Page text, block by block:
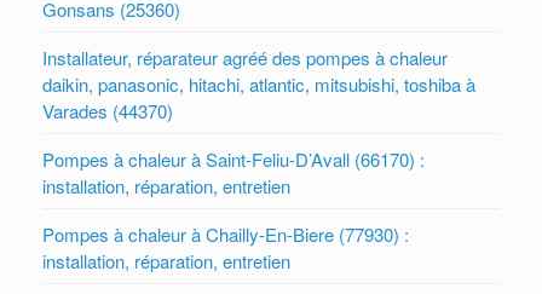
Gonsans (25360)
Installateur, réparateur agréé des pompes à chaleur
daikin, panasonic, hitachi, atlantic, mitsubishi, toshiba à
Varades (44370)
Pompes à chaleur à Saint-Feliu-D’Avall (66170) :
installation, réparation, entretien
Pompes à chaleur à Chailly-En-Biere (77930) :
installation, réparation, entretien